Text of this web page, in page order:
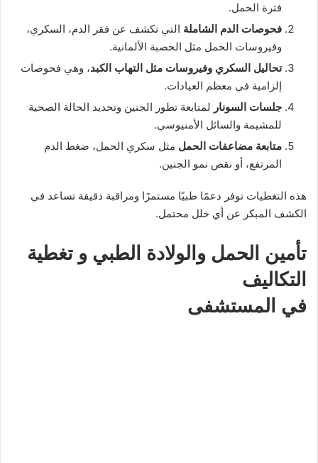
فترة الحمل.
فحوصات الدم الشاملة التي تكشف عن فقر الدم، السكري،
وفيروسات الحمل مثل الحصبة الألمانية.
تحاليل السكري وفيروسات مثل التهاب الكبد، وهي فحوصات
إلزامية في معظم العيادات.
جلسات السونار لمتابعة تطور الجنين وتحديد الحالة الصحية
للمشيمة والسائل الأمنيوسي.
متابعة مضاعفات الحمل مثل سكري الحمل، ضغط الدم
المرتفع، أو نقص نمو الجنين.
هذه التغطيات توفر دعمًا طبيًا مستمرًا ومراقبة دقيقة تساعد في
الكشف المبكر عن أي خلل محتمل.
تأمين الحمل والولادة الطبي و تغطية
التكاليف
في المستشفى